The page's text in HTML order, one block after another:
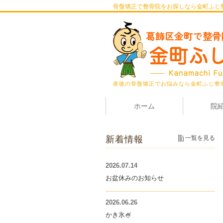
骨盤矯正で整骨院をお探しなら金町ふ
産後の骨盤矯正でお悩みなら金町ふじ
ホーム 院
新着情報 一覧を見る
2026.07.14
お盆休みのお知らせ
2026.06.26
かき氷🍧